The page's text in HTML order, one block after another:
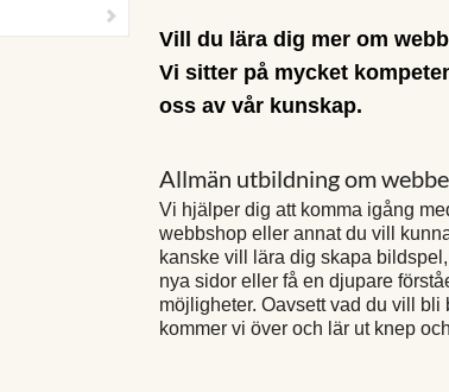
Vill du lära dig mer om
Vi sitter på mycket
oss av vår kunskap.
Allmän utbildning om
Vi hjälper dig att komma igång
webbshop eller annat du vill
kanske vill lära dig skapa
nya sidor eller få en djupare
möjligheter. Oavsett vad du vill bli
kommer vi över och lär ut knep